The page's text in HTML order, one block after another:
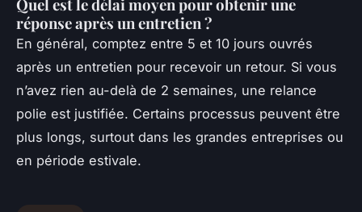
Quel est le délai moyen pour obtenir une
réponse après un entretien ?
En général, comptez entre 5 et 10 jours ouvrés
après un entretien pour recevoir un retour. Si vous
n’avez rien au-delà de 2 semaines, une relance
polie est justifiée. Certains processus peuvent être
plus longs, surtout dans les grandes entreprises ou
en période estivale.